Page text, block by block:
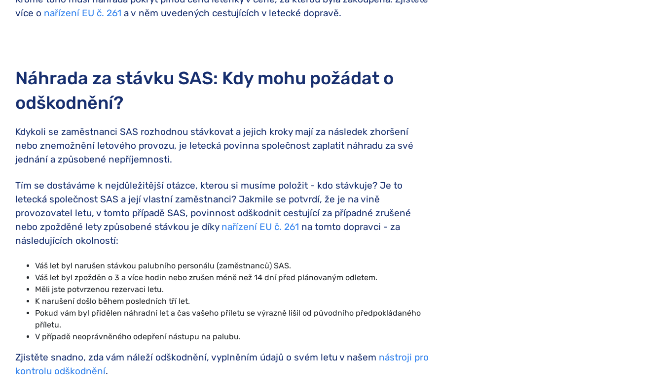
více o nařízení EU č. 261 a v něm uvedených cestujících v letecké dopravě.
Náhrada za stávku SAS: Kdy mohu požádat o
odškodnění?
Kdykoli se zaměstnanci SAS rozhodnou stávkovat a jejich kroky mají za následek zhoršení
nebo znemožnění letového provozu, je letecká povinna společnost zaplatit náhradu za své
jednání a způsobené nepříjemnosti.
Tím se dostáváme k nejdůležitější otázce, kterou si musíme položit - kdo stávkuje? Je to
letecká společnost SAS a její vlastní zaměstnanci? Jakmile se potvrdí, že je na vině
provozovatel letu, v tomto případě SAS, povinnost odškodnit cestující za případné zrušené
nebo zpožděné lety způsobené stávkou je díky nařízení EU č. 261 na tomto dopravci - za
následujících okolností:
Váš let byl narušen stávkou palubního personálu (zaměstnanců) SAS.
Váš let byl zpožděn o 3 a více hodin nebo zrušen méně než 14 dní před plánovaným odletem.
Měli jste potvrzenou rezervaci letu.
K narušení došlo během posledních tří let.
Pokud vám byl přidělen náhradní let a čas vašeho příletu se výrazně lišil od původního předpokládaného
příletu.
V případě neoprávněného odepření nástupu na palubu.
Zjistěte snadno, zda vám náleží odškodnění, vyplněním údajů o svém letu v našem nástroji pro
kontrolu odškodnění.